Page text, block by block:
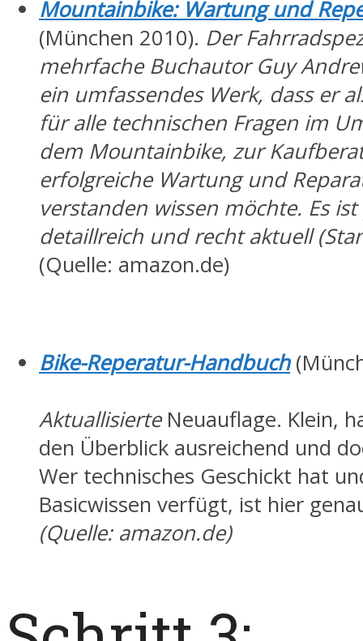
Mountainbike: Wartung und
(München 2010). Der
mehrfache Buchautor Guy
ein umfassendes Werk, dass er
für alle technischen Fragen im
dem Mountainbike, zur
erfolgreiche Wartung und
verstanden wissen möchte. Es
detaillreich und recht aktuell
(Quelle: amazon.de)
Bike-Reperatur-Handbuch
Aktuallisierte Neuauflage. Klein,
den Überblick ausreichend und
Wer technisches Geschickt hat
Basicwissen verfügt, ist hier
(Quelle: amazon.de)